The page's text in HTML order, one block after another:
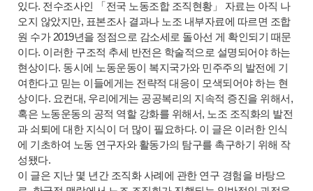
있다. 전수조사인 「전국 노동조합 조직현황」 자료는 아직 나
오지 않았지만, 표본조사 결과나 노조 내부자료에 따르면 조합
원 수가 2019년을 정점으로 감소세로 돌아선 게 확인되기 때문
이다. 이러한 구조적 추세 반전은 학술적으로 설명되어야 하는
현상이다. 동시에 노동운동이 복지국가와 민주주의 발전에 기
여한다고 믿는 이들에게는 전략적 대응이 모색되어야 하는 현
상이다. 요컨대, 우리에게는 공공복리의 지속적 증진을 위해서,
혹은 노동운동의 공적 역할 강화를 위해서, 노조 조직화의 발전
과 쇠퇴에 대한 지식이 더 많이 필요하다. 이 글은 이러한 인식
에 기초하여 노동 연구자와 활동가의 탐구를 촉구하기 위해 작
성됐다.
이 글은 지난 몇 년간 조직화 사례에 관한 연구 경험을 바탕으